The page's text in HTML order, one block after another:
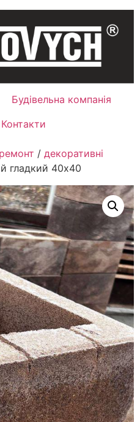
Будівельна компанія
Контакти
/ декоративні
гладкий 40х40